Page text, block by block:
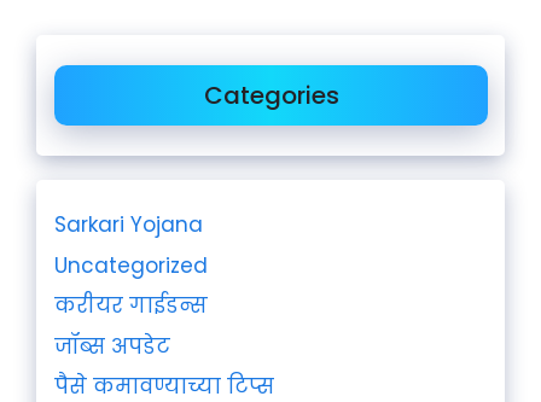
Categories
Sarkari Yojana
Uncategorized
करीयर गाईडन्स
जॉब्स अपडेट
पैसे कमावण्याच्या टिप्स